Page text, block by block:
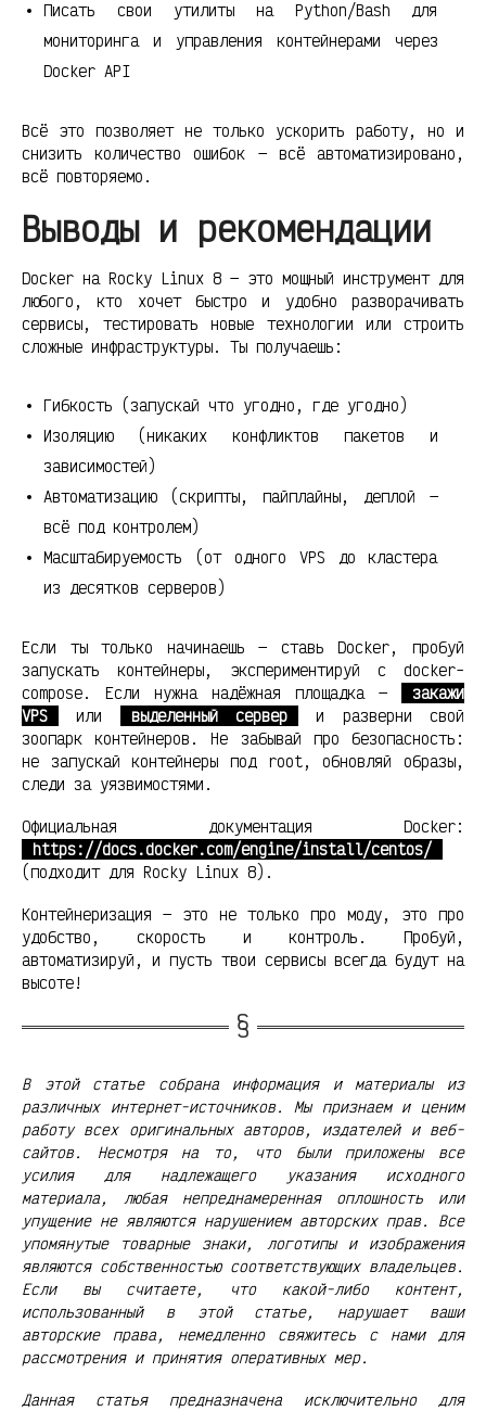
Писать свои утилиты на Python/Bash для
мониторинга и управления контейнерами через
Docker API
Всё это позволяет не только ускорить работу, но и
снизить количество ошибок — всё автоматизировано,
всё повторяемо.
Выводы и рекомендации
Docker на Rocky Linux 8 — это мощный инструмент для
любого, кто хочет быстро и удобно разворачивать
сервисы, тестировать новые технологии или строить
сложные инфраструктуры. Ты получаешь:
Гибкость (запускай что угодно, где угодно)
Изоляцию (никаких конфликтов пакетов и
зависимостей)
Автоматизацию (скрипты, пайплайны, деплой —
всё под контролем)
Масштабируемость (от одного VPS до кластера
из десятков серверов)
Если ты только начинаешь — ставь Docker, пробуй
запускать контейнеры, экспериментируй с docker-
compose. Если нужна надёжная площадка —
закажи
VPS
или выделенный сервер
и разверни свой
зоопарк контейнеров. Не забывай про безопасность:
не запускай контейнеры под root, обновляй образы,
следи за уязвимостями.
Официальная документация Docker:
https://docs.docker.com/engine/install/centos/
(подходит для Rocky Linux 8).
Контейнеризация — это не только про моду, это про
удобство, скорость и контроль. Пробуй,
автоматизируй, и пусть твои сервисы всегда будут на
высоте!
В этой статье собрана информация и материалы из
различных интернет-источников. Мы признаем и ценим
работу всех оригинальных авторов, издателей и веб-
сайтов. Несмотря на то, что были приложены все
усилия для надлежащего указания исходного
материала, любая непреднамеренная оплошность или
упущение не являются нарушением авторских прав. Все
упомянутые товарные знаки, логотипы и изображения
являются собственностью соответствующих владельцев.
Если вы считаете, что какой-либо контент,
использованный в этой статье, нарушает ваши
авторские права, немедленно свяжитесь с нами для
рассмотрения и принятия оперативных мер.
Данная статья предназначена исключительно для